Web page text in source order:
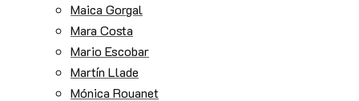
Maica Gorgal
Mara Costa
Mario Escobar
Martín Llade
Mónica Rouanet